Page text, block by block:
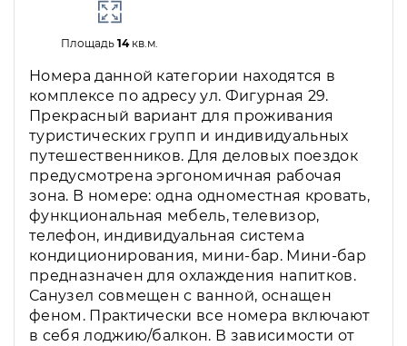
Площадь14кв.м.
Номера данной категории находятся в
комплексе по адресу ул. Фигурная 29.
Прекрасный вариант для проживания
туристических групп и индивидуальных
путешественников. Для деловых поездок
предусмотрена эргономичная рабочая
зона. В номере: одна одноместная кровать,
функциональная мебель, телевизор,
телефон, индивидуальная система
кондиционирования, мини-бар. Мини-бар
предназначен для охлаждения напитков.
Санузел совмещен с ванной, оснащен
феном. Практически все номера включают
в себя лоджию/балкон. В зависимости от